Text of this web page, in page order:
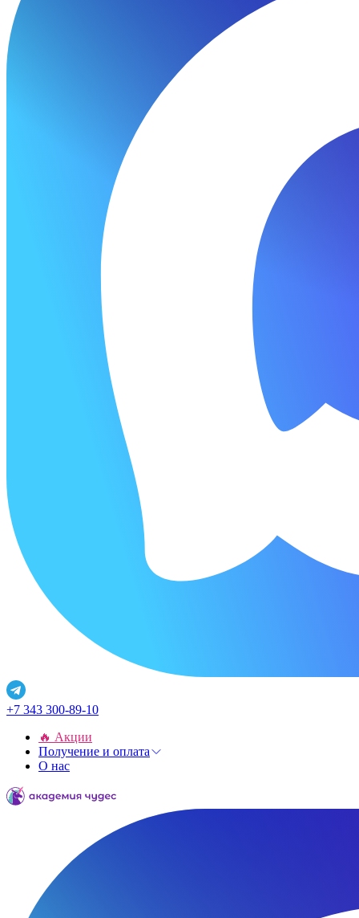
+7 343 300-89-10
🔥 Акции
Получение и оплата
О нас